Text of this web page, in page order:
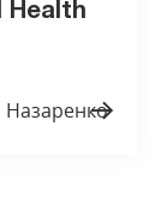
Health
Назаренко